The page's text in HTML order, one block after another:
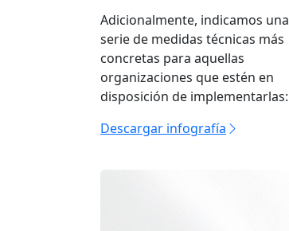
Adicionalmente, indicamos una
serie de medidas técnicas más
concretas para aquellas
organizaciones que estén en
disposición de implementarlas:
Descargar infografía